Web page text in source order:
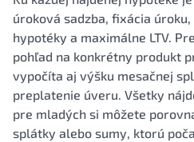
úroková sadzba, fixácia
hypotéky a maximálne LTV.
pohľad na konkrétny produkt
vypočíta aj výšku mesačnej
preplatenie úveru. Všetky
pre mladých si môžete
splátky alebo sumy, ktorú